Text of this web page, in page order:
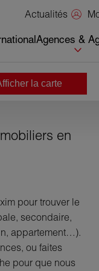
Actualités
Agences &
la carte
en
pour trouver le
secondaire,
appartement…).
ou faites
pour que nous